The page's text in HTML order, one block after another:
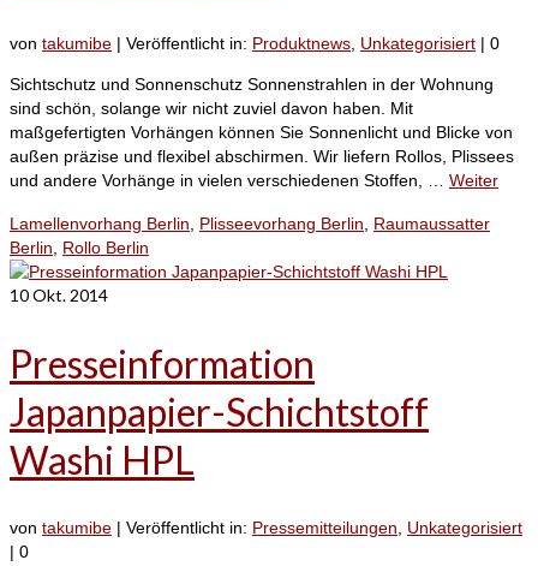
von takumibe | Veröffentlicht in: Produktnews Unkategorisiert | 0
Sichtschutz und Sonnenschutz Sonnenstrahlen in der Wohnung
sind schön, solange wir nicht zuviel davon haben. Mit
maßgefertigten Vorhängen können Sie Sonnenlicht und Blicke von
außen präzise und flexibel abschirmen. Wir liefern Rollos, Plissees
und andere Vorhänge in vielen verschiedenen Stoffen, … Weiter
Lamellenvorhang Berlin Plisseevorhang Berlin
Raumaussatter
Berlin
Rollo Berlin
10Okt. 2014
Presseinformation
Japanpapier-Schichtstoff
Washi HPL
von takumibe | Veröffentlicht in: Pressemitteilungen
Unkategorisiert
| 0